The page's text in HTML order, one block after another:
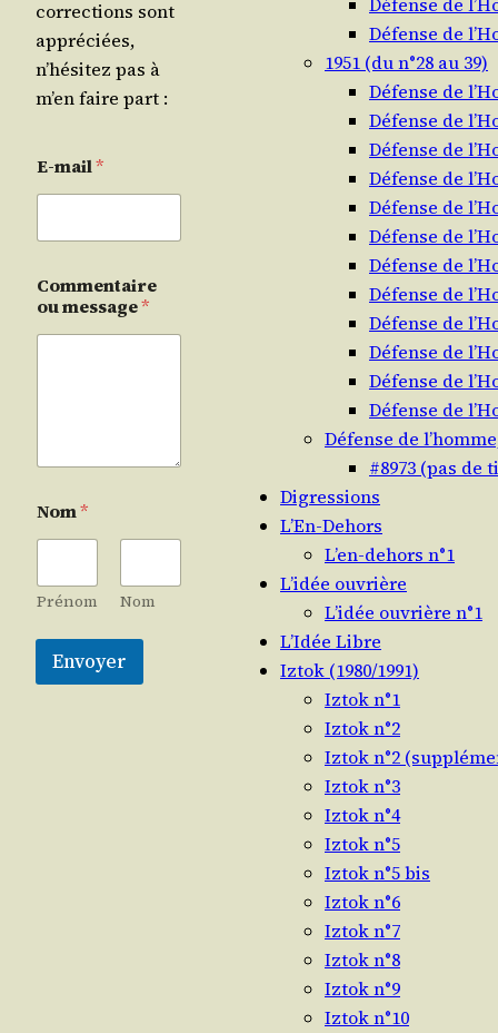
corrections sont
appréciées,
n’hésitez pas à
m’en faire part :
E-mail*
Commentaire
ou message*
Nom*
Prénom Nom
Envoyer
Défense de
1951 (du n°28 au 39)
Défense de
Défense de
Défense de
Défense de
Défense de
Défense de
Défense de
Défense de
Défense de
Défense de
Défense de
Défense de
Défense de
#8973 (pas de
Digressions
L’En-Dehors
L’en-dehors n°1
L’idée ouvrière
L’idée ouvrière n°1
L’Idée Libre
Iztok (1980/​1991)
Iztok n°1
Iztok n°2
Iztok n°2
Iztok n°3
Iztok n°4
Iztok n°5
Iztok n°5 bis
Iztok n°6
Iztok n°7
Iztok n°8
Iztok n°9
Iztok n°10